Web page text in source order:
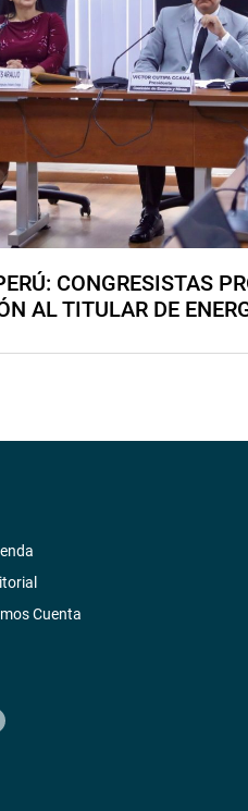
CONGRESISTAS
AL TITULAR DE
Cuenta